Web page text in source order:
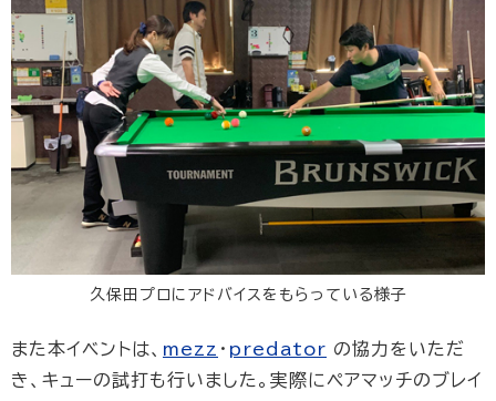
久保田プロにアドバイスをもらっている様子
また本イベントは、 mezz ・ predator の協力をいただ
き、キューの試打も行いました。実際にペアマッチのブレイ